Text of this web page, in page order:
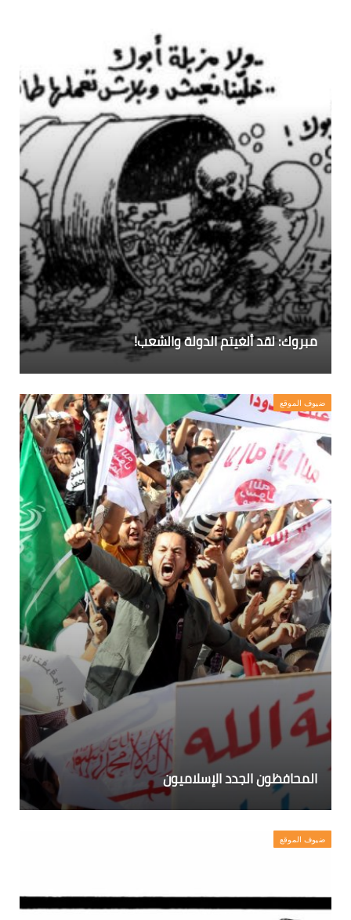
مبروك: لقد ألغيتم الدولة والشعب!
ضيوف الموقع
المحافظون الجدد الإسلاميون
ضيوف الموقع